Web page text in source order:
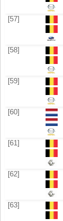
[57]
[58]
[59]
[60]
[61]
[62]
[63]